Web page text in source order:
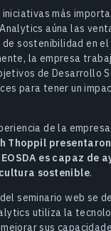
iniciativas más
aúna las
sostenibilidad en el
la empresa
de Desarrollo
para tener un
de la
Thoppil
es capaz de
sostenible.
seminario web se
utiliza la
sus